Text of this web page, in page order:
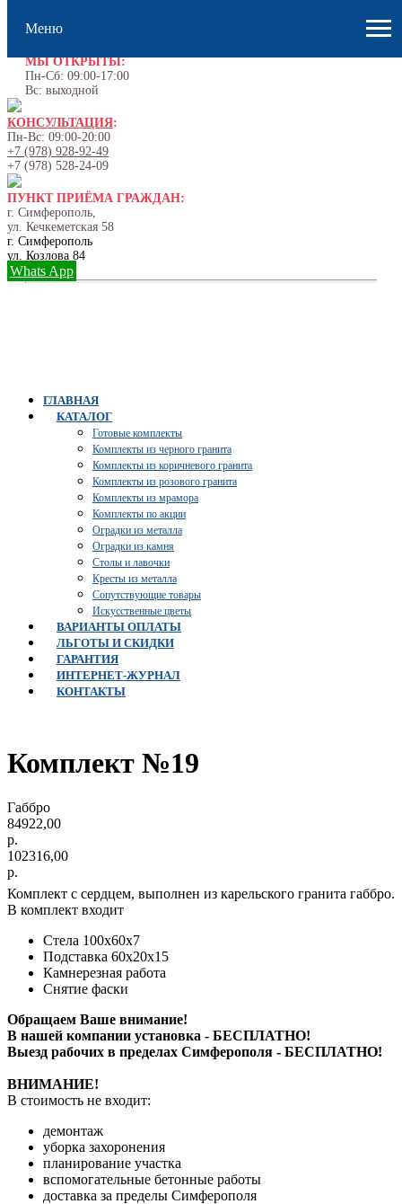
МЫ ОТКРЫТЫ:
Пн-Сб: 09:00-17:00
Вс: выходной
КОНСУЛЬТАЦИЯ:
Пн-Вс: 09:00-20:00
+7 (978) 928-92-49
+7 (978) 528-24-09
ПУНКТ ПРИЁМА ГРАЖДАН:
г. Симферополь,
ул. Кечкеметская 58
г. Симферополь
ул. Козлова 84
Whats App
ГЛАВНАЯ
КАТАЛОГ
Готовые комплекты
Комплекты из черного гранита
Комплекты из коричневого гранита
Комплекты из розового гранита
Комплекты из мрамора
Комплекты по акции
Оградки из металла
Оградки из камня
Столы и лавочки
Кресты из металла
Сопутствующие товары
Искусственные цветы
ВАРИАНТЫ ОПЛАТЫ
ЛЬГОТЫ И СКИДКИ
ГАРАНТИЯ
ИНТЕРНЕТ-ЖУРНАЛ
КОНТАКТЫ
Меню
Комплект №19
Габбро
84922,00
р.
102316,00
р.
Комплект с сердцем, выполнен из карельского гранита габбро.
В комплект входит
Стела 100х60х7
Подставка 60х20х15
Камнерезная работа
Снятие фаски
Обращаем Ваше внимание!
В нашей компании установка - БЕСПЛАТНО!
Выезд рабочих в пределах Симферополя - БЕСПЛАТНО!
ВНИМАНИЕ!
В стоимость не входит:
демонтаж
уборка захоронения
планирование участка
вспомогательные бетонные работы
доставка за пределы Симферополя